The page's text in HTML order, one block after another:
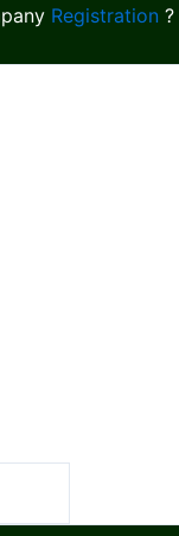
Registration?